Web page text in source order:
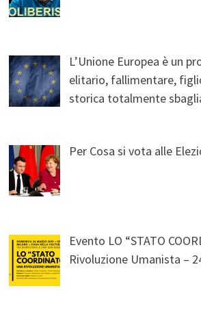
L’Unione Europea è un
elitario, fallimentare,
storica totalmente
Per Cosa si vota alle
Evento LO “STATO
Rivoluzione Umanista –